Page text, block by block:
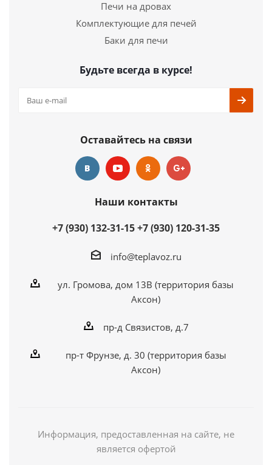
Подробнее
Купить в 1 клик
Печи на дровах
Комплектующие для печей
Баки для печи
Будьте всегда в курсе!
Оставайтесь на связи
Наши контакты
+7 (930) 132-31-15+7 (930) 120-31-35
info@teplavoz.ru
ул. Громова, дом 13В (территория базы
Аксон)
пр-д Связистов, д.7
пр-т Фрунзе, д. 30 (территория базы
Аксон)
Информация, предоставленная на сайте, не
является офертой